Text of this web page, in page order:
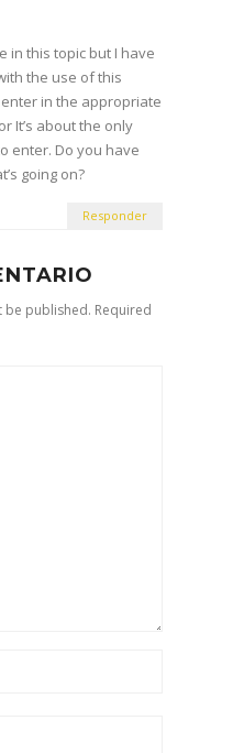
in this topic but I have
the use of this
enter in the appropriate
It’s about the only
enter. Do you have
going on?
Responder
published. Required